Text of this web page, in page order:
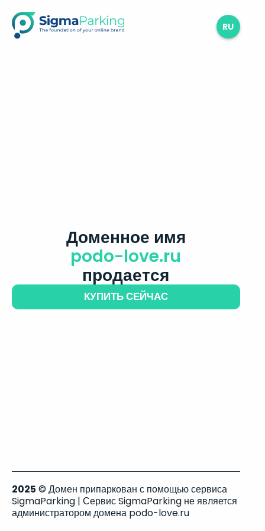
RU
Доменное имя
podo-love.ru
продается
КУПИТЬ СЕЙЧАС
2025 © Домен припаркован с помощью сервиса
SigmaParking | Сервис SigmaParking не является
администратором домена podo-love.ru